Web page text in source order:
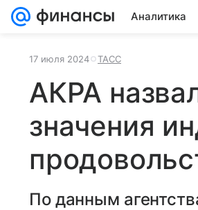
Аналитика
17 июля 2024 ТАСС
АКРА
значения
По данным